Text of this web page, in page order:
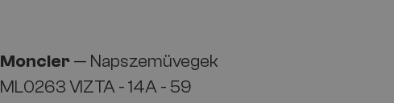
Moncler — Napszemüvegek
ML0263 VIZTA - 14A - 59